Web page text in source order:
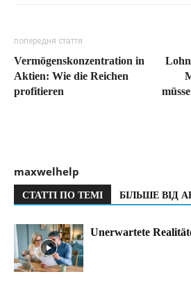
попередня стаття
Vermögenskonzentration in
Aktien: Wie die Reichen
profitieren
maxwelhelp
СТАТТІ ПО ТЕМІ БІЛЬШЕ ВІД
Unerwartete